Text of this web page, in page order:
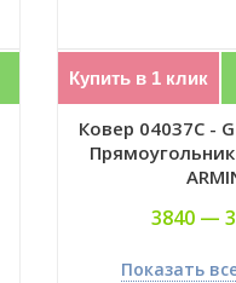
Купить в 1 клик
Ковер 04037C -
3840 —
Показать